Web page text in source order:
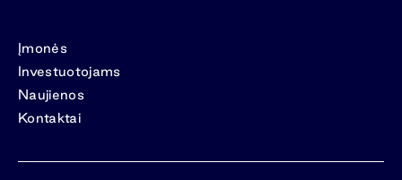
Įmonės
Investuotojams
Naujienos
Kontaktai